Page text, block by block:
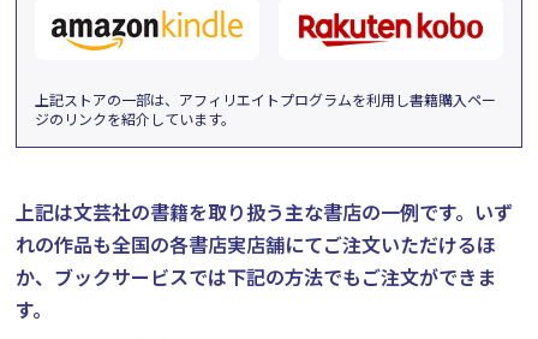
上記ストアの一部は、アフィリエイトプログラムを利用し書籍購入ペー
ジのリンクを紹介しています。
上記は文芸社の書籍を取り扱う主な書店の一例です。 いず
れの作品も全国の各書店実店舗にてご注文いただけるほ
か、ブックサービスでは下記の方法でもご注文ができま
す。